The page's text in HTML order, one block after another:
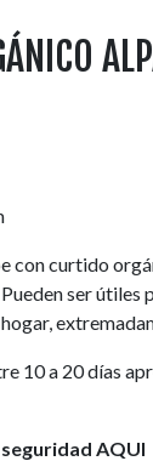
con curtido
ser
10 a 20 días
AQUI